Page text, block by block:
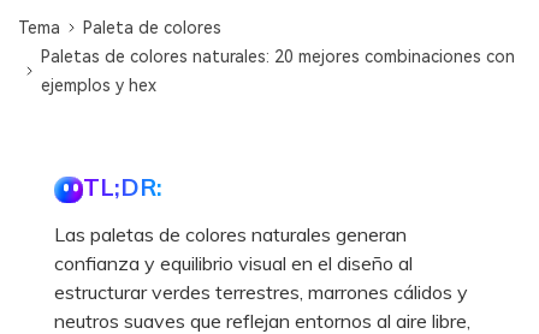
Tema
Paleta de colores
Paletas de colores naturales: 20 mejores combinaciones con
ejemplos y hex
TL;DR:
Las paletas de colores naturales generan
confianza y equilibrio visual en el diseño al
estructurar verdes terrestres, marrones cálidos y
neutros suaves que reflejan entornos al aire libre,